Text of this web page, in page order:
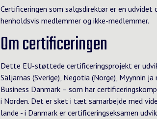
Certificeringen som salgsdirektør er en
henholdsvis medlemmer og ikke-medlemmer.
Om certificeringen
Dette EU-støttede certificeringsprojekt er
Säljarnas (Sverige), Negotia (Norge), Myynnin
Business Danmark – som har
i Norden. Det er sket i tæt samarbejde med
lande - i Danmark er certificeringseksamen